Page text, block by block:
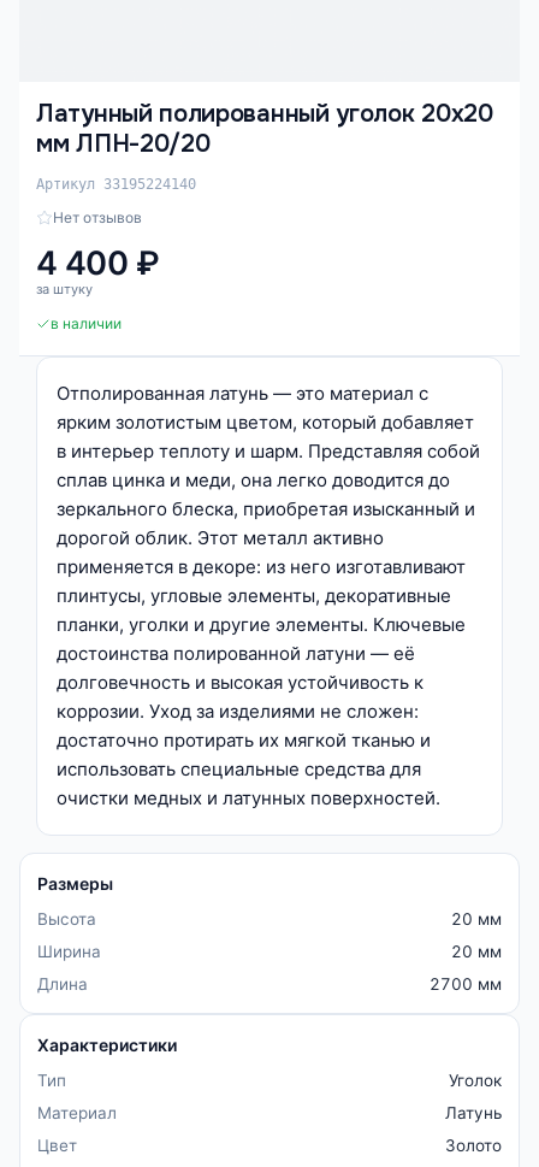
Латунный полированный уголок 20х20
мм ЛПН-20/20
Артикул 33195224140
Нет отзывов
4 400 ₽
за штуку
в наличии
Отполированная латунь — это материал с
ярким золотистым цветом, который добавляет
в интерьер теплоту и шарм. Представляя собой
сплав цинка и меди, она легко доводится до
зеркального блеска, приобретая изысканный и
дорогой облик. Этот металл активно
применяется в декоре: из него изготавливают
плинтусы, угловые элементы, декоративные
планки, уголки и другие элементы. Ключевые
достоинства полированной латуни — её
долговечность и высокая устойчивость к
коррозии. Уход за изделиями не сложен:
достаточно протирать их мягкой тканью и
использовать специальные средства для
очистки медных и латунных поверхностей.
Размеры
Высота
20 мм
Ширина
20 мм
Длина
2700 мм
Характеристики
Тип
Уголок
Материал
Латунь
Цвет
Золото